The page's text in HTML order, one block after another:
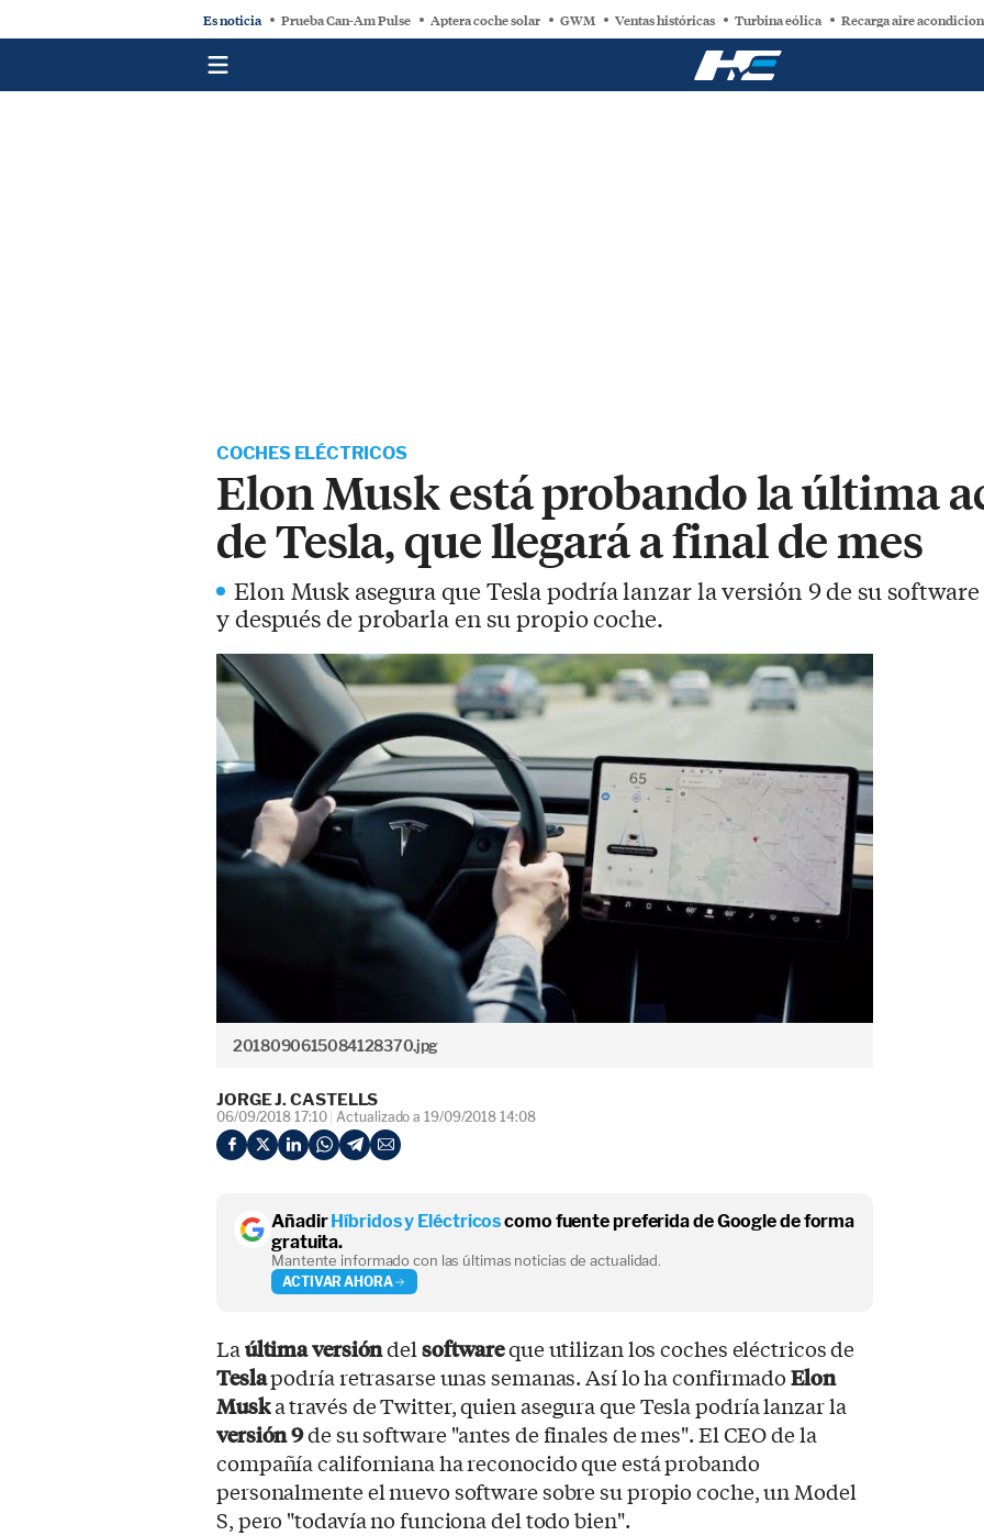
Es noticia Prueba Can-Am Pulse Aptera coche solar GWM Ventas históricas Turbina eólica Recarga aire
COCHES ELÉCTRICOS
Elon Musk está probando la última
de Tesla, que llegará a final de mes
Elon Musk asegura que Tesla podría lanzar la versión 9 de su
y después de probarla en su propio coche.
2018090615084128370.jpg
JORGE J. CASTELLS
06/09/2018 17:10 Actualizado a 19/09/2018 14:08
AñadirHíbridos y Eléctricoscomo fuente preferida de Google de forma
gratuita.
Mantente informado con las últimas noticias de actualidad.
ACTIVAR AHORA
Laúltima versióndelsoftwareque utilizan los coches eléctricos de
Teslapodría retrasarse unas semanas. Así lo ha confirmadoElon
Muska través de Twitter, quien asegura que Tesla podría lanzar la
versión 9de su software "antes de finales de mes". El CEO de la
compañía californiana ha reconocido que está probando
personalmente el nuevo software sobre su propio coche, un Model
S, pero "todavía no funciona del todo bien".